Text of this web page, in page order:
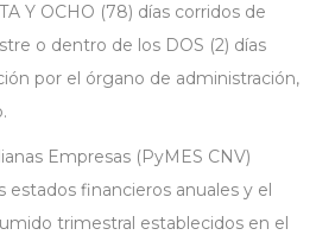
Y OCHO (78) días corridos de
o dentro de los DOS (2) días
por el órgano de administración,
Empresas (PyMES CNV)
estados financieros anuales y el
trimestral establecidos en el